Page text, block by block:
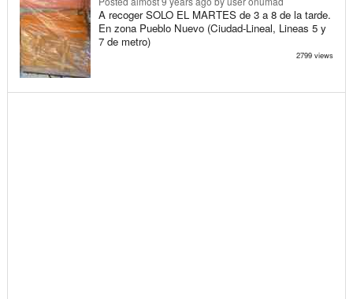
A recoger SOLO EL MARTES de 3 a 8 de la tarde.
En zona Pueblo Nuevo (Ciudad-Lineal, Lineas 5 y
7 de metro)
2799 views